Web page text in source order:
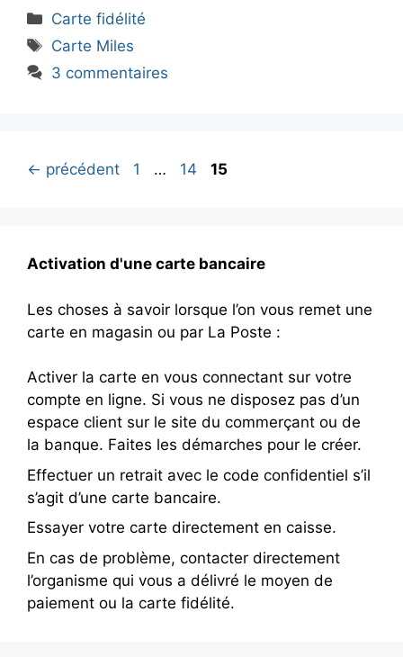
Catégories
Carte fidélité
Étiquettes
Carte Miles
3 commentaires
← précédent Page
1 … Page
14 Page
15
Activation d'une carte bancaire
Les choses à savoir lorsque l’on vous remet une
carte en magasin ou par La Poste :
Activer la carte en vous connectant sur votre
compte en ligne. Si vous ne disposez pas d’un
espace client sur le site du commerçant ou de
la banque. Faites les démarches pour le créer.
Effectuer un retrait avec le code confidentiel s’il
s’agit d’une carte bancaire.
Essayer votre carte directement en caisse.
En cas de problème, contacter directement
l’organisme qui vous a délivré le moyen de
paiement ou la carte fidélité.